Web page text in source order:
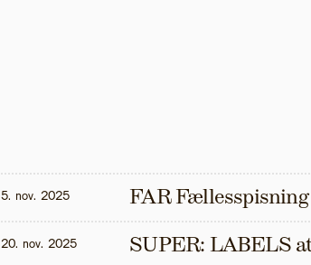
5. nov. 2025
FAR Fællesspisning
20. nov. 2025 SUPER: LABELS